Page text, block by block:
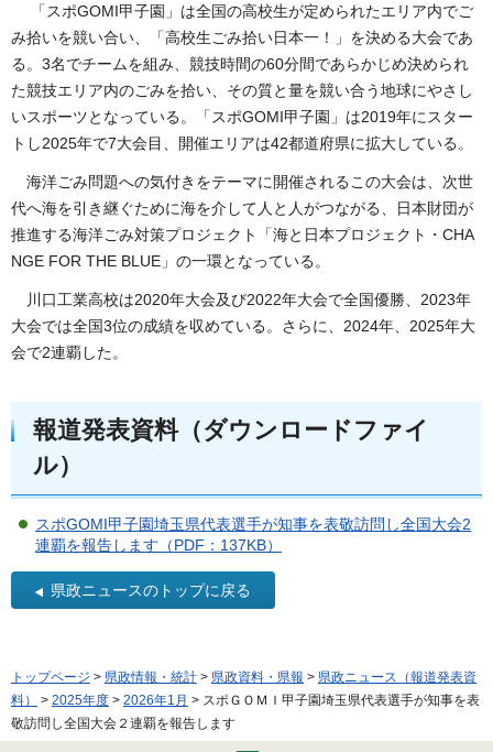
「スポGOMI甲子園」は全国の高校生が定められたエリア内でご
み拾いを競い合い、「高校生ごみ拾い日本一！」を決める大会であ
る。3名でチームを組み、競技時間の60分間であらかじめ決められ
た競技エリア内のごみを拾い、その質と量を競い合う地球にやさし
いスポーツとなっている。「スポGOMI甲子園」は2019年にスター
トし2025年で7大会目、開催エリアは42都道府県に拡大している。
海洋ごみ問題への気付きをテーマに開催されるこの大会は、次世
代へ海を引き継ぐために海を介して人と人がつながる、日本財団が
推進する海洋ごみ対策プロジェクト「海と日本プロジェクト・CHA
NGE FOR THE BLUE」の一環となっている。
川口工業高校は2020年大会及び2022年大会で全国優勝、2023年
大会では全国3位の成績を収めている。さらに、2024年、2025年大
会で2連覇した。
報道発表資料（ダウンロードファイ
ル）
スポGOMI甲子園埼玉県代表選手が知事を表敬訪問し全国大会2
連覇を報告します（PDF：137KB）
県政ニュースのトップに戻る
トップページ > 県政情報・統計 > 県政資料・県報 > 県政ニュース（報道発表資
料）
> 2025年度 > 2026年1月 > スポＧＯＭＩ甲子園埼玉県代表選手が知事を表
敬訪問し全国大会２連覇を報告します